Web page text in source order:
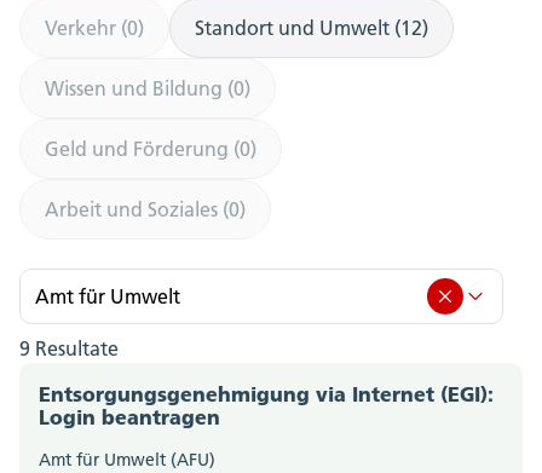
Verkehr (0) Standort und Umwelt (12)
Wissen und Bildung (0)
Geld und Förderung (0)
Arbeit und Soziales (0)
Amt für Umwelt
Amt für Umwelt (9)
Amt für Berufsbildung, Mittel- und Hochschulen
9 Resultate
Entsorgungsgenehmigung via Internet (EGI):
Login beantragen
Amt für Umwelt (AFU)